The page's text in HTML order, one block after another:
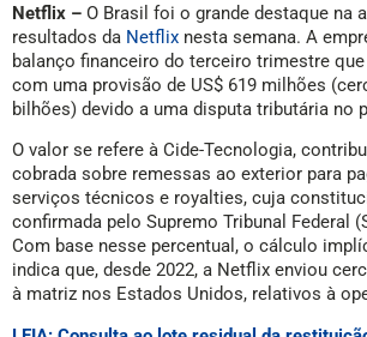
Netflix – O Brasil foi o grande destaque na
resultados da Netflix nesta semana. A
balanço financeiro do terceiro trimestre
com uma provisão de US$ 619 milhões
bilhões) devido a uma disputa tributária no
O valor se refere à Cide-Tecnologia,
cobrada sobre remessas ao exterior para
serviços técnicos e royalties, cuja
confirmada pelo Supremo Tribunal Federal
Com base nesse percentual, o cálculo
indica que, desde 2022, a Netflix enviou
à matriz nos Estados Unidos, relativos à